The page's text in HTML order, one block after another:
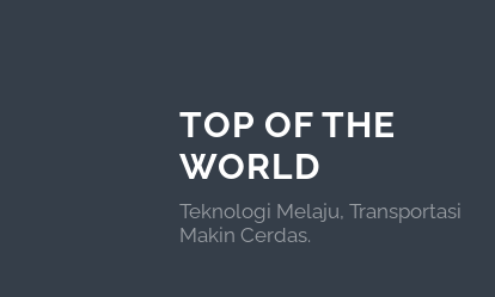
TOP OF THE
WORLD
Teknologi Melaju, Transportasi
Makin Cerdas.